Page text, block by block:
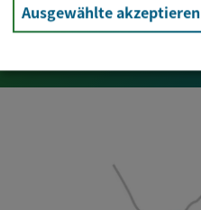
E-Mail*
Ausgewählte akzeptieren